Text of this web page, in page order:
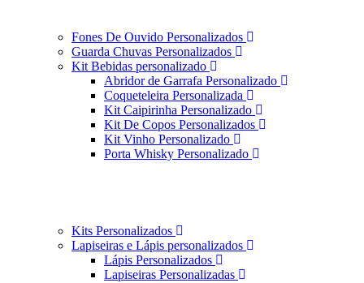
Fones De Ouvido Personalizados
Guarda Chuvas Personalizados
Kit Bebidas personalizado
Abridor de Garrafa Personalizado
Coqueteleira Personalizada
Kit Caipirinha Personalizado
Kit De Copos Personalizados
Kit Vinho Personalizado
Porta Whisky Personalizado
Kits Personalizados
Lapiseiras e Lápis personalizados
Lápis Personalizados
Lapiseiras Personalizadas